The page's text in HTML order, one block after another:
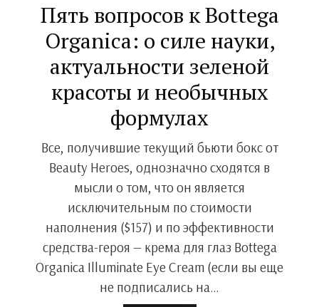
Пять вопросов к Bottega
Organica: о силе науки,
актуальности зеленой
красоты и необычных
формулах
Все, получившие текущий бьюти бокс от
Beauty Heroes, однозначно сходятся в
мысли о том, что он является
исключительным по стоимости
наполнения ($157) и по эффективности
средства-героя — крема для глаз Bottega
Organica Illuminate Eye Cream (если вы еще
не подписались на…